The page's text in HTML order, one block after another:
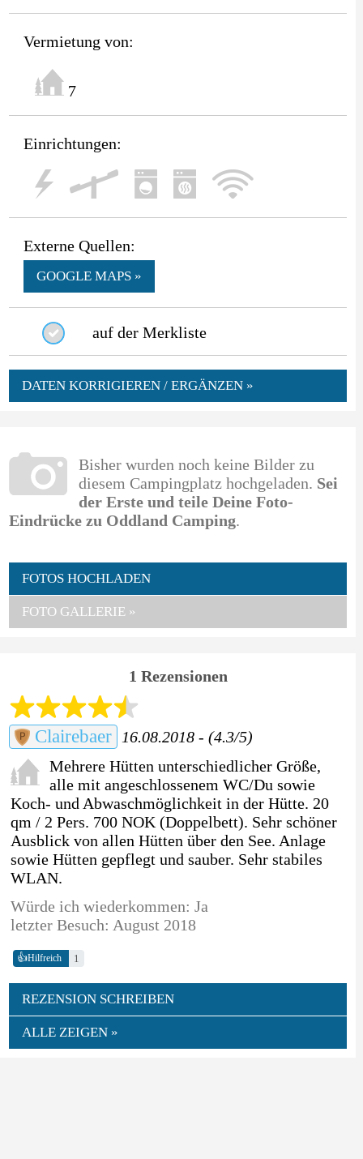
Vermietung von:
7
Einrichtungen:
Externe Quellen:
GOOGLE MAPS »
auf der Merkliste
DATEN KORRIGIEREN / ERGÄNZEN »
Bisher wurden noch keine Bilder zu
diesem Campingplatz hochgeladen. Sei
der Erste und teile Deine Foto-
Eindrücke zu Oddland Camping.
FOTOS HOCHLADEN
FOTO GALLERIE »
1 Rezensionen
Clairebaer
16.08.2018 - (4.3/5)
Mehrere Hütten unterschiedlicher Größe,
alle mit angeschlossenem WC/Du sowie
Koch- und Abwaschmöglichkeit in der Hütte. 20
qm / 2 Pers. 700 NOK (Doppelbett). Sehr schöner
Ausblick von allen Hütten über den See. Anlage
sowie Hütten gepflegt und sauber. Sehr stabiles
WLAN.
Würde ich wiederkommen: Ja
letzter Besuch: August 2018
👍Hilfreich 1
REZENSION SCHREIBEN
ALLE ZEIGEN »